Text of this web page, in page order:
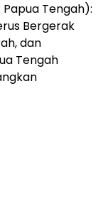
Papua Tengah):
Bergerak
dan
Tengah